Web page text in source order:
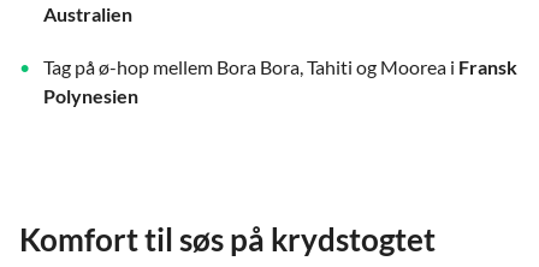
Australien
Tag på ø-hop mellem Bora Bora, Tahiti og Moorea i Fransk
Polynesien
Komfort til søs på krydstogtet